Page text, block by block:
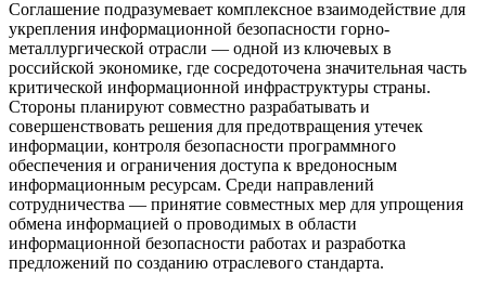
Соглашение подразумевает комплексное взаимодействие для
укрепления информационной безопасности горно-
металлургической отрасли — одной из ключевых в
российской экономике, где сосредоточена значительная часть
критической информационной инфраструктуры страны.
Стороны планируют совместно разрабатывать и
совершенствовать решения для предотвращения утечек
информации, контроля безопасности программного
обеспечения и ограничения доступа к вредоносным
информационным ресурсам. Среди направлений
сотрудничества — принятие совместных мер для упрощения
обмена информацией о проводимых в области
информационной безопасности работах и разработка
предложений по созданию отраслевого стандарта.